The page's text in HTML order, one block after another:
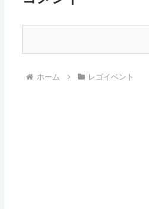
ホーム レゴイベント